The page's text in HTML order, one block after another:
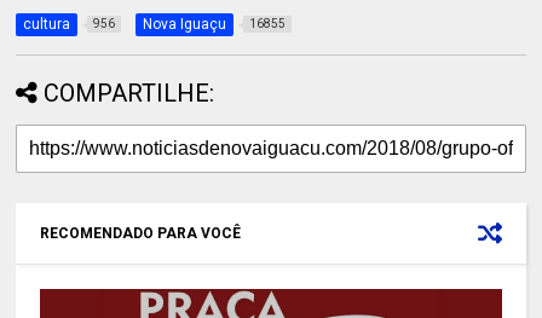
cultura 956 Nova Iguaçu 16855
COMPARTILHE:
RECOMENDADO PARA VOCÊ